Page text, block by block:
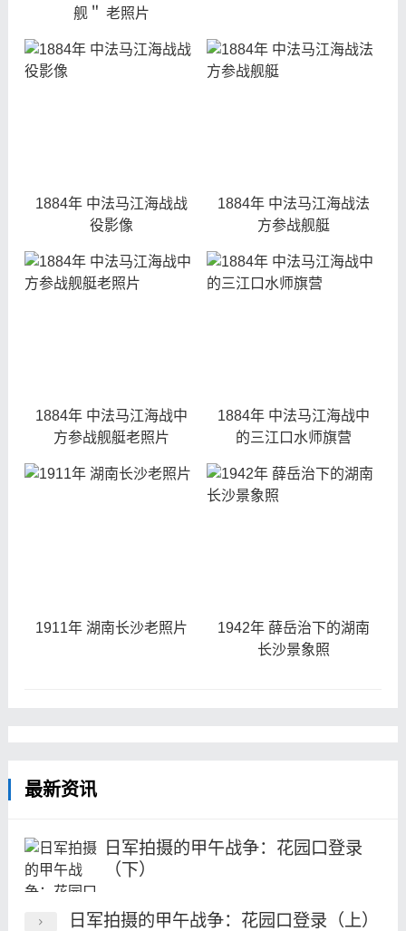
舰＂ 老照片
1884年 中法马江海战战
役影像
1884年 中法马江海战法
方参战舰艇
1884年 中法马江海战中
方参战舰艇老照片
1884年 中法马江海战中
的三江口水师旗营
1911年 湖南长沙老照片
1942年 薛岳治下的湖南
长沙景象照
最新资讯
日军拍摄的甲午战争：花园口登录
（下）
日军拍摄的甲午战争：花园口登录（上）